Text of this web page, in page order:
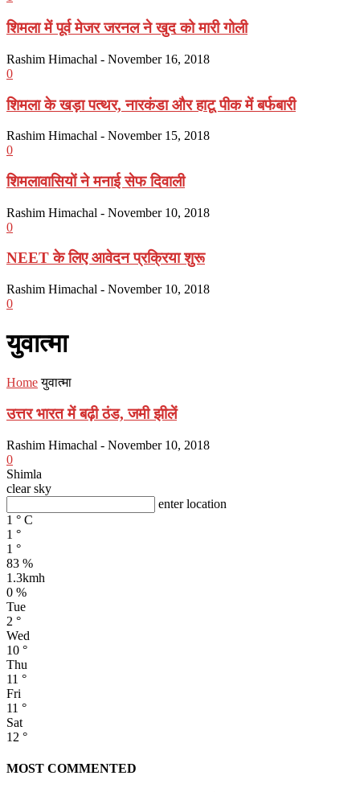
शिमला में पूर्व मेजर जरनल ने खुद को मारी गोली
Rashim Himachal - November 16, 2018
0
शिमला के खड़ा पत्थर, नारकंडा और हाटू पीक में बर्फबारी
Rashim Himachal - November 15, 2018
0
शिमलावासियों ने मनाई सेफ दिवाली
Rashim Himachal - November 10, 2018
0
NEET के लिए आवेदन प्रक्रिया शुरू
Rashim Himachal - November 10, 2018
0
युवात्मा
Home युवात्मा
उत्तर भारत में बढ़ी ठंड, जमी झीलें
Rashim Himachal - November 10, 2018
0
Shimla
clear sky
enter location
1 ° C
1 °
1 °
83 %
1.3kmh
0 %
Tue
2 °
Wed
10 °
Thu
11 °
Fri
11 °
Sat
12 °
MOST COMMENTED